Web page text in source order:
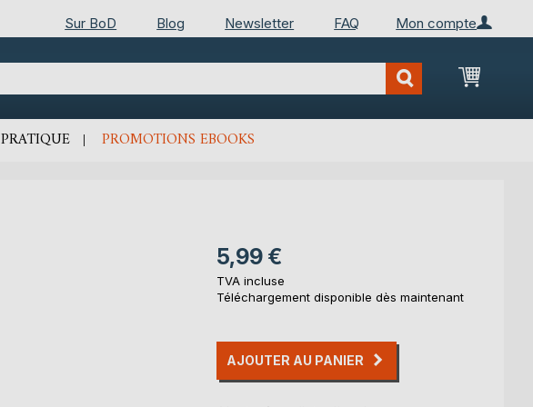
Mon compte
Sur BoD Blog Newsletter FAQ
Mon
PRATIQUE PROMOTIONS EBOOKS
5,99 €
TVA incluse
Téléchargement disponible dès maintenant
AJOUTER AU PANIER